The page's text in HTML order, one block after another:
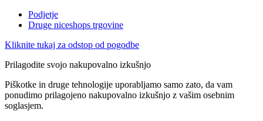
Podjetje
Druge niceshops trgovine
Kliknite tukaj za odstop od pogodbe
Prilagodite svojo nakupovalno izkušnjo
Piškotke in druge tehnologije uporabljamo samo zato, da vam
ponudimo prilagojeno nakupovalno izkušnjo z vašim osebnim
soglasjem.